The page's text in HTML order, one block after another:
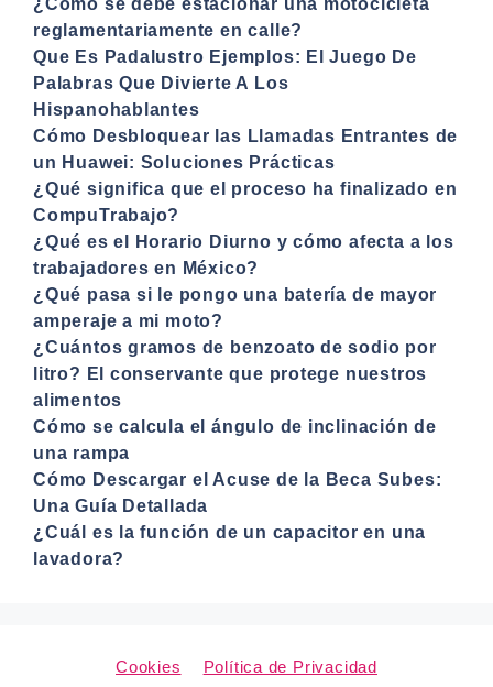
reglamentariamente en calle?
Que Es Padalustro Ejemplos: El Juego De
Palabras Que Divierte A Los
Hispanohablantes
Cómo Desbloquear las Llamadas Entrantes de
un Huawei: Soluciones Prácticas
¿Qué significa que el proceso ha finalizado en
CompuTrabajo?
¿Qué es el Horario Diurno y cómo afecta a los
trabajadores en México?
¿Qué pasa si le pongo una batería de mayor
amperaje a mi moto?
¿Cuántos gramos de benzoato de sodio por
litro? El conservante que protege nuestros
alimentos
Cómo se calcula el ángulo de inclinación de
una rampa
Cómo Descargar el Acuse de la Beca Subes:
Una Guía Detallada
¿Cuál es la función de un capacitor en una
lavadora?
Cookies Política de Privacidad